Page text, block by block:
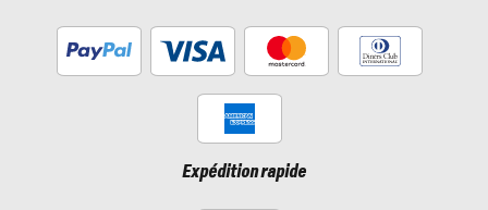
Expédition rapide